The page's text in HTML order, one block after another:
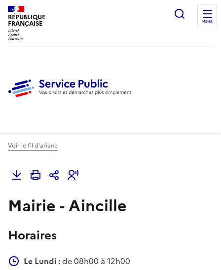
RÉPUBLIQUE
FRANÇAISE
Ouvrir
MENU
Voir le fil d'ariane
Mairie - Aincille
Horaires
Le Lundi :de 08h00 à 12h00